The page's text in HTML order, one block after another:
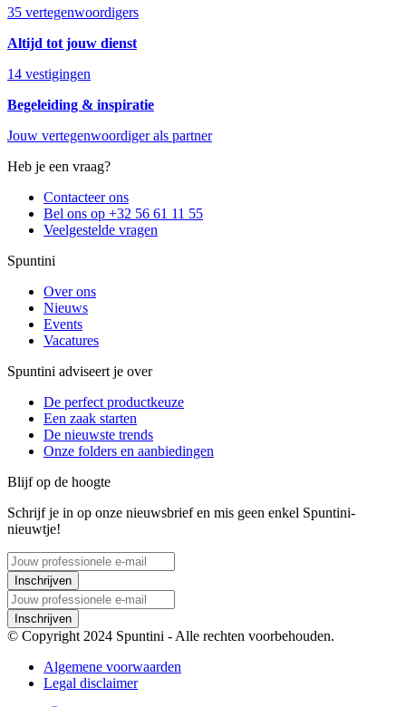
35 vertegenwoordigers
Altijd tot jouw dienst
14 vestigingen
Begeleiding & inspiratie
Jouw vertegenwoordiger als partner
Heb je een vraag?
Contacteer ons
Bel ons op +32 56 61 11 55
Veelgestelde vragen
Spuntini
Over ons
Nieuws
Events
Vacatures
Spuntini adviseert je over
De perfect productkeuze
Een zaak starten
De nieuwste trends
Onze folders en aanbiedingen
Blijf op de hoogte
Schrijf je in op onze nieuwsbrief en mis geen enkel Spuntini-
nieuwtje!
Inschrijven
Inschrijven
© Copyright 2024 Spuntini - Alle rechten voorbehouden.
Algemene voorwaarden
Legal disclaimer